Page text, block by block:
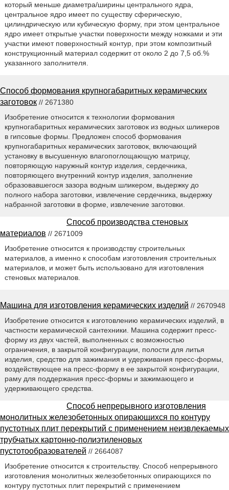
который меньше диаметра/ширины центрального ядра,
центральное ядро имеет по существу сферическую,
цилиндрическую или кубическую форму, при этом центральное
ядро имеет открытые участки поверхности между ножками и эти
участки имеют поверхностный контур, при этом композитный
конструкционный материал содержит от около 2 до 7,5 об.%
указанного заполнителя.
Способ формования крупногабаритных керамических
заготовок // 2671380
Изобретение относится к технологии формования
крупногабаритных керамических заготовок из водных шликеров
в гипсовые формы. Предложен способ формования
крупногабаритных керамических заготовок, включающий
установку в высушенную влагопоглощающую матрицу,
повторяющую наружный контур изделия, сердечника,
повторяющего внутренний контур изделия, заполнение
образовавшегося зазора водным шликером, выдержку до
полного набора заготовки, извлечение сердечника, выдержку
набранной заготовки в форме, извлечение заготовки.
Способ производства стеновых
материалов // 2671009
Изобретение относится к производству строительных
материалов, а именно к способам изготовления строительных
материалов, и может быть использовано для изготовления
стеновых материалов.
Машина для изготовления керамических изделий // 2670948
Изобретение относится к изготовлению керамических изделий, в
частности керамической сантехники. Машина содержит пресс-
форму из двух частей, выполненных с возможностью
ограничения, в закрытой конфигурации, полости для литья
изделия, средство для зажимания и удерживания пресс-формы,
воздействующее на пресс-форму в ее закрытой конфигурации,
раму для поддержания пресс-формы и зажимающего и
удерживающего средства.
Способ непрерывного изготовления
монолитных железобетонных опирающихся по контуру
пустотных плит перекрытий с применением неизвлекаемых
трубчатых картонно-полиэтиленовых
пустотообразователей // 2664087
Изобретение относится к строительству. Способ непрерывного
изготовления монолитных железобетонных опирающихся по
контуру пустотных плит перекрытий с применением